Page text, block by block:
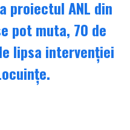
proiectul ANL din
pot muta, 70 de
lipsa intervenției